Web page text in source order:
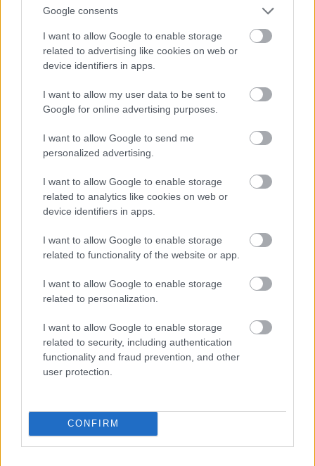
Google consents
I want to allow Google to enable storage
related to advertising like cookies on web or
device identifiers in apps.
I want to allow my user data to be sent to
Google for online advertising purposes.
I want to allow Google to send me
personalized advertising.
I want to allow Google to enable storage
related to analytics like cookies on web or
device identifiers in apps.
I want to allow Google to enable storage
related to functionality of the website or app.
I want to allow Google to enable storage
related to personalization.
I want to allow Google to enable storage
related to security, including authentication
functionality and fraud prevention, and other
user protection.
CONFIRM
30. hét
2
POSZT
29. hét
2
POSZT
2
POSZT
27. hét
4
26. hét
4
25. hét
3
2020.
2
POSZT
2020.
3 2
21. hét
2
POSZT
20. hét
2
POSZT
19. hét
2
POSZT
18. hét
3
POSZT
17. hét
2
POSZT
16. hét
4
POSZT
2 3 3